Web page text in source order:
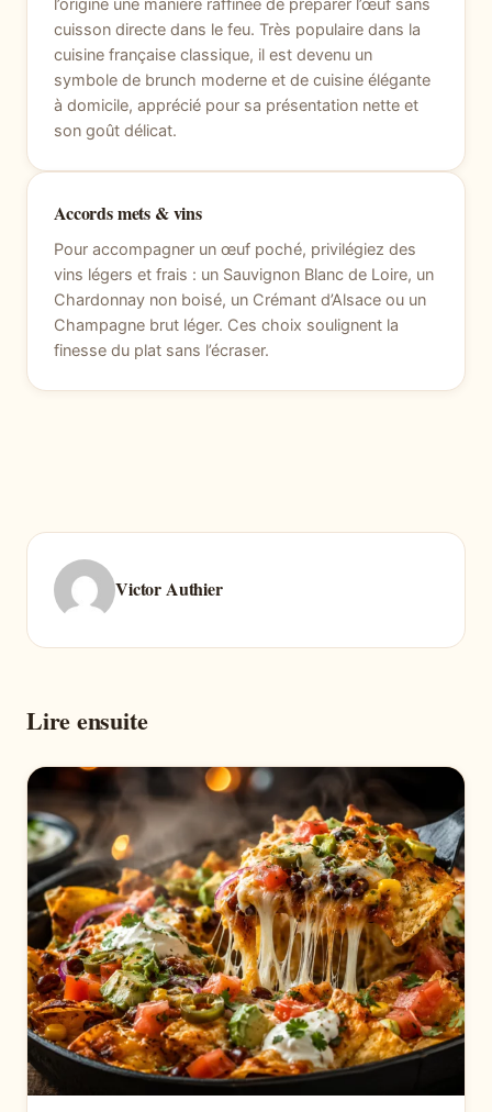
l’origine une manière raffinée de préparer l’œuf sans
cuisson directe dans le feu. Très populaire dans la
cuisine française classique, il est devenu un
symbole de brunch moderne et de cuisine élégante
à domicile, apprécié pour sa présentation nette et
son goût délicat.
Accords mets & vins
Pour accompagner un œuf poché, privilégiez des
vins légers et frais : un Sauvignon Blanc de Loire, un
Chardonnay non boisé, un Crémant d’Alsace ou un
Champagne brut léger. Ces choix soulignent la
finesse du plat sans l’écraser.
Victor Authier
Lire ensuite